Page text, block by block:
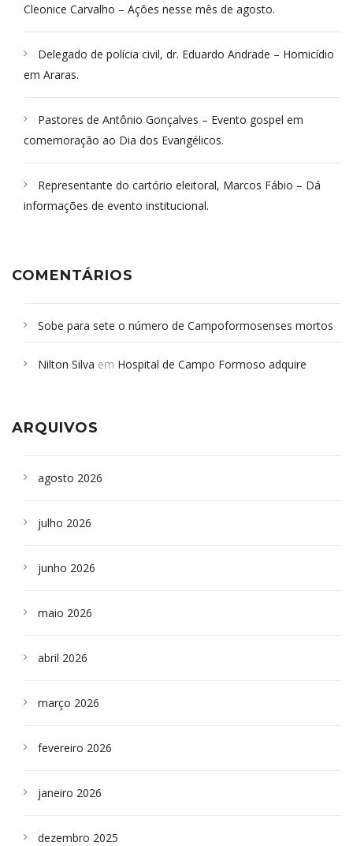
Cleonice Carvalho – Ações nesse mês de agosto.
Delegado de polícia civil, dr. Eduardo Andrade – Homicídio
em Araras.
Pastores de Antônio Gonçalves – Evento gospel em
comemoração ao Dia dos Evangélicos.
Representante do cartório eleitoral, Marcos Fábio – Dá
informações de evento institucional.
COMENTÁRIOS
Sobe para sete o número de Campoformosenses mortos
Campoformosenses que morreram em desabamentos são
Nilton Silva em Hospital de Campo Formoso adquire
ARQUIVOS
agosto 2026
julho 2026
junho 2026
maio 2026
abril 2026
março 2026
fevereiro 2026
janeiro 2026
dezembro 2025